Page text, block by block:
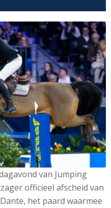
van Jumping
officieel afscheid van
het paard waarmee